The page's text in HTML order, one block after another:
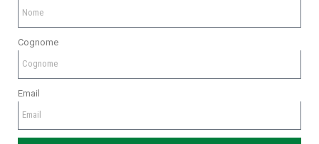
Cognome
Email